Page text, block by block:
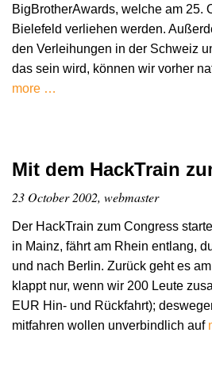
BigBrotherAwards, welche am 25.
Bielefeld verliehen werden.
den Verleihungen in der Schweiz
das sein wird, können wir vorher
more …
Mit dem HackTrain
23 October 2002, webmaster
Der HackTrain zum Congress
in Mainz, fährt am Rhein entlang,
und nach Berlin. Zurück geht es
klappt nur, wenn wir 200 Leute
EUR Hin- und Rückfahrt);
mitfahren wollen unverbindlich auf